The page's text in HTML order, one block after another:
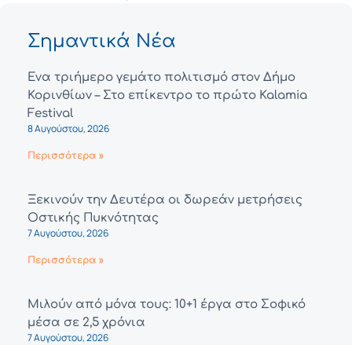
Σημαντικά Νέα
Ένα τριήμερο γεμάτο πολιτισμό στον Δήμο
Κορινθίων – Στο επίκεντρο το πρώτο Kalamia
Festival
8 Αυγούστου, 2026
Περισσότερα »
Ξεκινούν την Δευτέρα οι δωρεάν μετρήσεις
Οστικής Πυκνότητας
7 Αυγούστου, 2026
Περισσότερα »
Μιλούν από μόνα τους: 10+1 έργα στο Σοφικό
μέσα σε 2,5 χρόνια
7 Αυγούστου, 2026